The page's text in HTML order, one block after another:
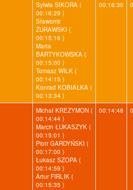
Sylwia SIKORA (
00:16:29 )
Sławomir
ŻURAWSKI (
00:15:16 )
Marta
BARTYKOWSKA (
00:15:00 )
Tomasz WILK (
00:14:15 )
Konrad KOBIAŁKA (
00:13:34 )
00:16:30
Michał KREZYMON (
00:14:44 )
Marcin ŁUKASZYK (
00:15:01 )
Piotr GARDYŃSKI (
00:17:00 )
Łukasz SZOPA (
00:14:59 )
Artur FIRLIK (
00:15:35 )
00:14:48